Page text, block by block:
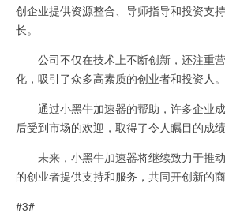
创企业提供资源整合、导师指导和投资支
长。
公司不仅在技术上不断创新，还注重
化，吸引了众多高素质的创业者和投资人。
通过小黑牛加速器的帮助，许多企业
后受到市场的欢迎，取得了令人瞩目的成绩
未来，小黑牛加速器将继续致力于推
的创业者提供支持和服务，共同开创新的商
#3#